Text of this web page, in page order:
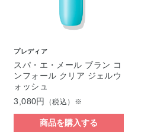
プレディア
スパ・エ・メール ブラン コ
ンフォール クリア ジェルウ
ォッシュ
3,080円
（税込）※
商品を購入する